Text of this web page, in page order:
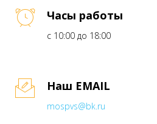
Часы работы
с 10:00 до 18:00
Наш EMAIL
mospvs@bk.ru